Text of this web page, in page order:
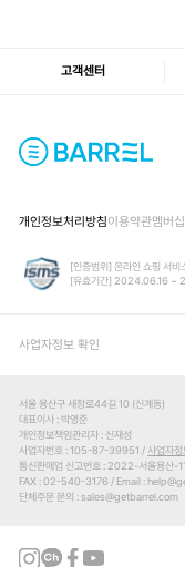
고객센터
개인정보처리방침이용약관멤버
[인증범위] 온라인 쇼핑 서비
[유효기간] 2024.06.16 ~
사업자정보 확인
서울 용산구 새창로44길 10 (신계동)
대표이사
박영준
개인정보책임관리자
신재성
사업자번호 105-87-39951 /사업자정
통신판매업 신고번호
2022-서울용산-
FAX 02-540-3176 Email
단체주문 문의
sales@getbarrel.com